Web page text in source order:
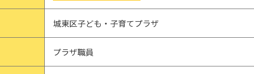
城東区子ども・子育てプラザ
プラザ職員